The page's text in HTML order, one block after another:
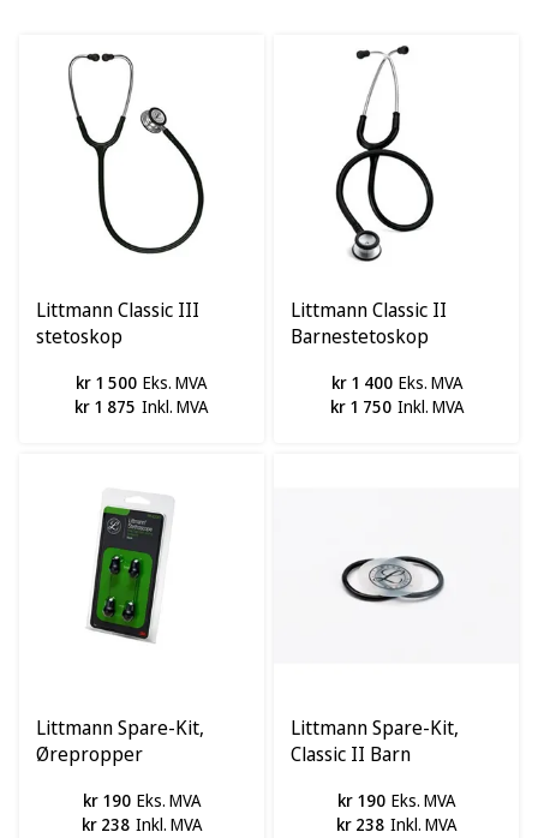
Littmann Classic III
stetoskop
kr 1 500 Eks. MVA
kr 1 875 Inkl. MVA
Littmann Classic II
Barnestetoskop
kr 1 400 Eks. MVA
kr 1 750 Inkl. MVA
Littmann Spare-Kit,
Ørepropper
kr 190 Eks. MVA
kr 238 Inkl. MVA
Littmann Spare-Kit,
Classic II Barn
kr 190 Eks. MVA
kr 238 Inkl. MVA